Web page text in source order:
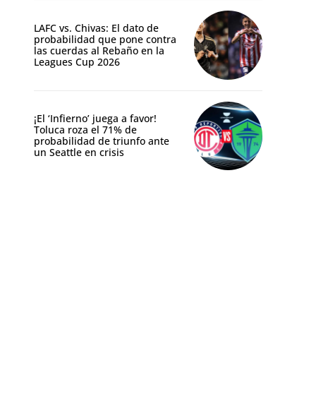
LAFC vs. Chivas: El dato de
probabilidad que pone contra
las cuerdas al Rebaño en la
Leagues Cup 2026
¡El ‘Infierno’ juega a favor!
Toluca roza el 71% de
probabilidad de triunfo ante
un Seattle en crisis